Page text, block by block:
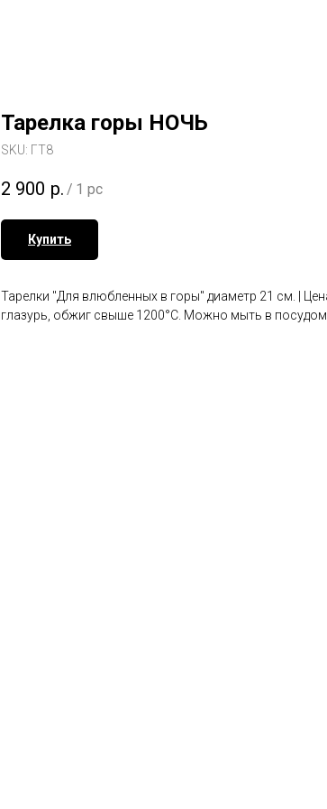
Тарелка горы НОЧЬ
SKU: ГТ8
2 900 р. / 1 pc
Купить
Тарелки "Для влюбленных в горы" диаметр 21 см. |
глазурь, обжиг свыше 1200°С. Можно мыть в